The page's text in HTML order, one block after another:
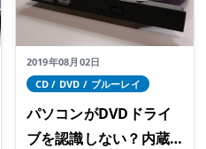
2019年08月02日
CD / DVD / ブルーレイ
パソコンがDVDドライ
ブを認識しない？内蔵